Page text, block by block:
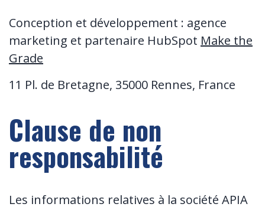
Conception et développement : agence
marketing et partenaire HubSpot Make the
Grade
11 Pl. de Bretagne, 35000 Rennes, France
Clause de non
responsabilité
Les informations relatives à la société APIA